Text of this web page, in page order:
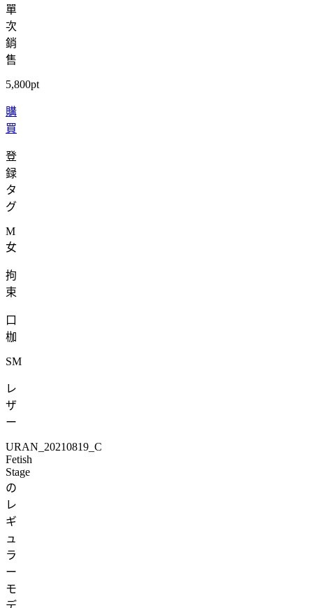
單
次
銷
售
5,800pt
購
買
登
録
タ
グ
M
女
拘
束
口
枷
SM
レ
ザ
ー
URAN_20210819_C
Fetish
Stage
の
レ
ギ
ュ
ラ
ー
モ